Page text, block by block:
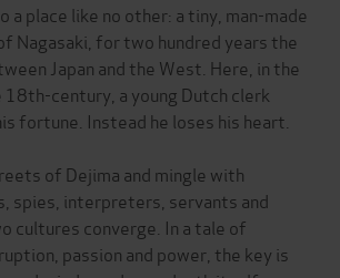
a place like no other: a tiny, man-made
Nagasaki, for two hundred years the
Japan and the West. Here, in the
century, a young Dutch clerk
fortune. Instead he loses his heart.
of Dejima and mingle with
spies, interpreters, servants and
cultures converge. In a tale of
passion and power, the key is